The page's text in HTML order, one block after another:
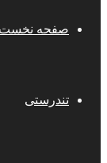
صفحه نخست
تندرستی